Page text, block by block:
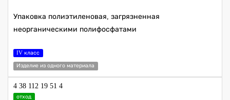
Упаковка полиэтиленовая, загрязненная
неорганическими полифосфатами
IV класс
Изделие из одного материала
4 38 112 19 51 4
отход